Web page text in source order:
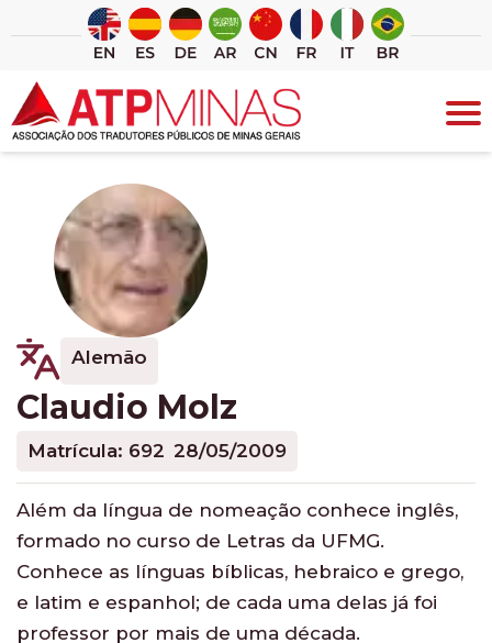
conteúdo
Alemão
Claudio Molz
Matrícula: 692 28/05/2009
Além da língua de nomeação conhece inglês,
formado no curso de Letras da UFMG.
Conhece as línguas bíblicas, hebraico e grego,
e latim e espanhol; de cada uma delas já foi
professor por mais de uma década.